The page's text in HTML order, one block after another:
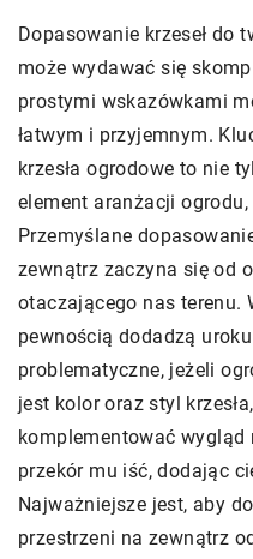
Dopasowanie krzeseł do
może wydawać się
prostymi wskazówkami
łatwym i przyjemnym.
krzesła ogrodowe to nie
element aranżacji
Przemyślane
zewnątrz zaczyna się od
otaczającego nas terenu.
pewnością dodadzą
problematyczne, jeżeli
jest kolor oraz styl
komplementować wygląd
przekór mu iść, dodając
Najważniejsze jest, aby
przestrzeni na zewnątrz